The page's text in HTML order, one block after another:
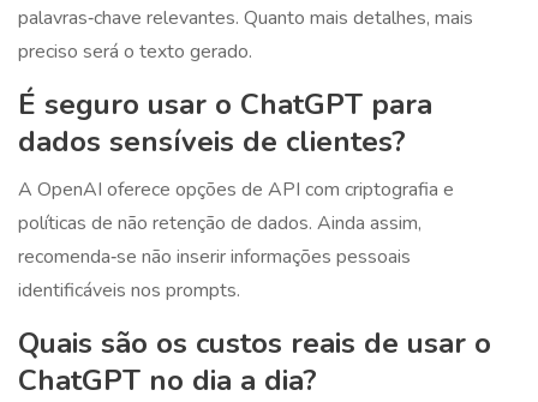
palavras‑chave relevantes. Quanto mais detalhes, mais
preciso será o texto gerado.
É seguro usar o ChatGPT para
dados sensíveis de clientes?
A OpenAI oferece opções de API com criptografia e
políticas de não retenção de dados. Ainda assim,
recomenda‑se não inserir informações pessoais
identificáveis nos prompts.
Quais são os custos reais de usar o
ChatGPT no dia a dia?